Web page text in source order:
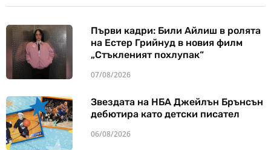
Първи кадри: Били Айлиш в ролята
на Естер Грийнуд в новия филм
„Стъкленият похлупак“
07/08/2026
Звездата на НБА Джейлън Брънсън
дебютира като детски писател
06/08/2026